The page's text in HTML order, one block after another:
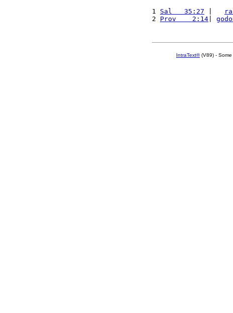
1 Sal   35:27
2 Prov    2:14
IntraText®(V89) - Some